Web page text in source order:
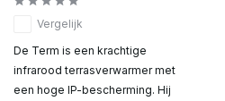
Vergelijk
De Term is een krachtige
infrarood terrasverwarmer met
een hoge IP-bescherming. Hij